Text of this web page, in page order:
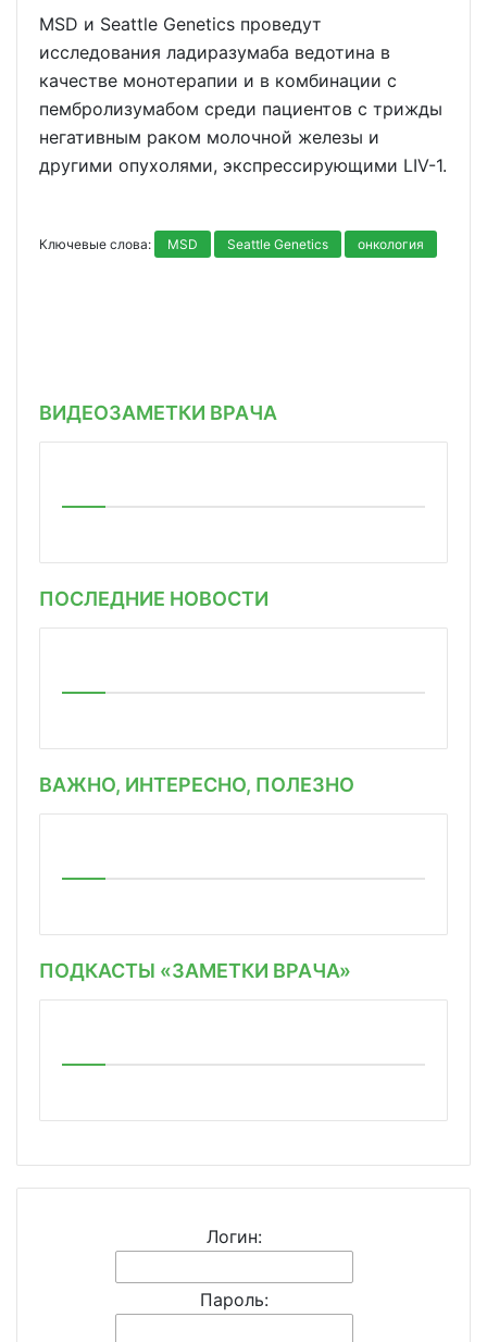
MSD и Seattle Genetics проведут
исследования ладиразумаба ведотина в
качестве монотерапии и в комбинации с
пембролизумабом среди пациентов с трижды
негативным раком молочной железы и
другими опухолями, экспрессирующими LIV-1.
Ключевые слова: MSD Seattle Genetics онкология
ВИДЕОЗАМЕТКИ ВРАЧА
ПОСЛЕДНИЕ НОВОСТИ
ВАЖНО, ИНТЕРЕСНО, ПОЛЕЗНО
ПОДКАСТЫ «ЗАМЕТКИ ВРАЧА»
Логин:
Пароль: